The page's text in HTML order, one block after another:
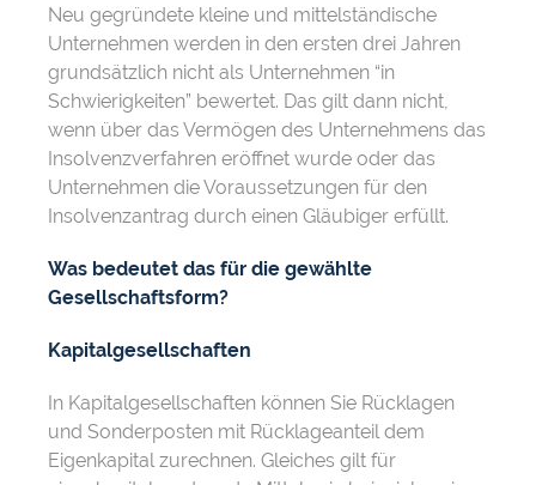
Neu gegründete kleine und mittelständische
Unternehmen werden in den ersten drei Jahren
grundsätzlich nicht als Unternehmen “in
Schwierigkeiten” bewertet. Das gilt dann nicht,
wenn über das Vermögen des Unternehmens das
Insolvenzverfahren eröffnet wurde oder das
Unternehmen die Voraussetzungen für den
Insolvenzantrag durch einen Gläubiger erfüllt.
Was bedeutet das für die gewählte
Gesellschaftsform?
Kapitalgesellschaften
In Kapitalgesellschaften können Sie Rücklagen
und Sonderposten mit Rücklageanteil dem
Eigenkapital zurechnen. Gleiches gilt für